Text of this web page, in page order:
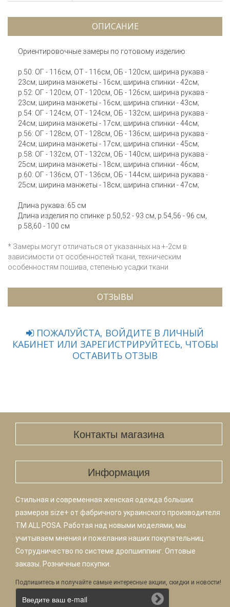
ОПИСАНИЕ
Ориентировочные замеры по готовому изделию:
р.50: ОГ - 116см, ОТ - 116см, ОБ - 120см; ширина рукава -
23см; ширина манжеты - 16см; ширина спинки - 42см;
р.52: ОГ - 120см, ОТ - 120см, ОБ - 126см; ширина рукава -
23см; ширина манжеты - 16см; ширина спинки - 43см;
р.54: ОГ - 124см, ОТ - 124см, ОБ - 132см; ширина рукава -
24см; ширина манжеты - 17см; ширина спинки - 44см;
р.56: ОГ - 128см, ОТ - 128см, ОБ - 136см; ширина рукава -
24см; ширина манжеты - 17см; ширина спинки - 45см;
р.58: ОГ - 132см, ОТ - 132см, ОБ - 140см; ширина рукава -
25см; ширина манжеты - 18см; ширина спинки - 46см;
р.60: ОГ - 136см, ОТ - 136см, ОБ - 144см; ширина рукава -
25см; ширина манжеты - 18см; ширина спинки - 47см;
Длина рукава: 65 см
Длина изделия по спинке: р.50,52 - 93 см, р.54,56 - 96 см,
р.58,60 - 100 см
* Замеры могут отличаться от указанных на +-2см в
зависимости от особенностей ткани, техническим
особенностям пошива, степенью усадки ткани.
ОТЗЫВЫ
ПОЖАЛУЙСТА, ВОЙДИТЕ В ЛИЧНЫЙ
КАБИНЕТ ИЛИ ЗАРЕГИСТРИРУЙТЕСЬ, ЧТОБЫ
ОСТАВИТЬ ОТЗЫВ
Контакты магазина
Информация
Стильная и современная женская одежда больших
размеров size+ от фабричного украинского производителя
TM ALL POSA. Работая над новыми моделями, мы
учитываем мнения и пожелания наших покупательниц.
Сотрудничество по системе дропшиппинг. Оптовые
заказы. Розничные покупки.
Подпишитесь и получайте самые интересные акции, скидки и новости!